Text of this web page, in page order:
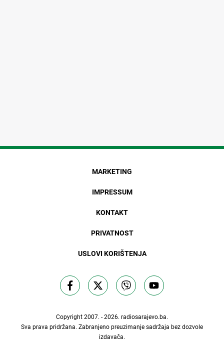
MARKETING
IMPRESSUM
KONTAKT
PRIVATNOST
USLOVI KORIŠTENJA
Copyright 2007. - 2026. radiosarajevo.ba.
Sva prava pridržana. Zabranjeno preuzimanje sadržaja bez dozvole
izdavača.